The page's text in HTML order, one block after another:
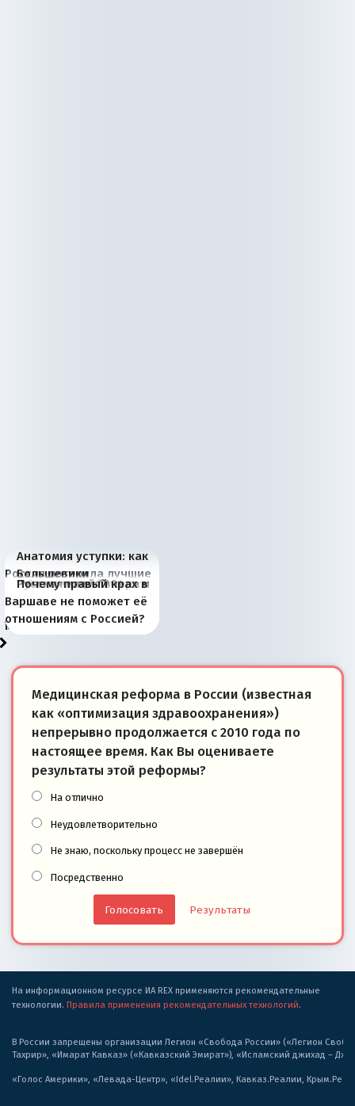
Анатомия уступки: как
Россия потеряла лучшие
рыбопромысловые
районы Баренцева
моря
Большевики
отличаются от «Яблока»
тем, что они -
победители
Киевская марионетка
Запада рассказала о
«переобувании» хозяев
В России назрели
перемены: 15 шагов к
суверенной экономике
Миграционный пожар
Европы
Россия начинает
сбрасывать балласт
Анкориджа
Россия зимой 1904
года: первые уступки во
внутренней политике
Русская нация вчера и
сегодня
Почему правый крах в
Варшаве не поможет её
отношениям с Россией?
Медицинская реформа в России (известная
как «оптимизация здравоохранения»)
непрерывно продолжается с 2010 года по
настоящее время. Как Вы оцениваете
результаты этой реформы?
На отлично
Неудовлетворительно
Не знаю, поскольку процесс не завершён
Посредственно
Результаты
На информационном ресурсе ИА REX применяются рекомендательные
технологии. Правила применения рекомендательных технологий.
В России запрещены организации Легион «Свобода России» («Легион
Тахрир», «Имарат Кавказ» («Кавказский Эмират»), «Исламский джихад –
«Голос Америки», «Левада-Центр», «Idel.Реалии», Кавказ.Реалии,